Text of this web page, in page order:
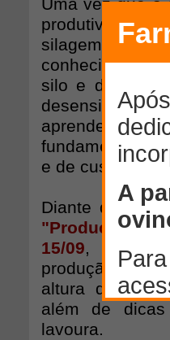
Uma vez que a
produtivos
silagem de
conhecimentos
silo e da
desensilagem
aprender como
fundamental
e de custo
Diante da
"Produção
15/09, trará
produção
altura do
além de
lavoura.